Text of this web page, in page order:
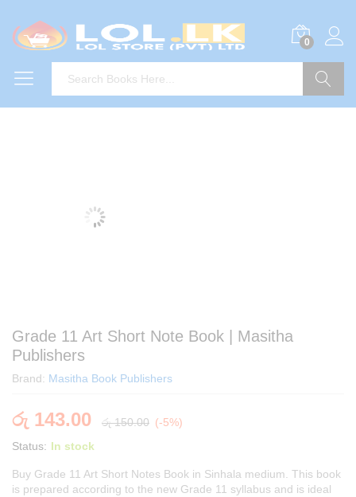
0
Grade 11 Art Short Note Book | Masitha
Publishers
Brand: Masitha Book Publishers
රු 143.00 රු150.00 (-5%)
Status: In stock
Buy Grade 11 Art Short Notes Book in Sinhala medium. This book
is prepared according to the new Grade 11 syllabus and is ideal